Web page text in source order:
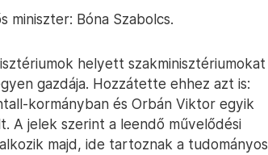
miniszter: Bóna Szabolcs.
helyett szakminisztériumokat
gazdája. Hozzátette ehhez azt is:
kormányban és Orbán Viktor egyik
A jelek szerint a leendő művelődési
majd, ide tartoznak a tudományos